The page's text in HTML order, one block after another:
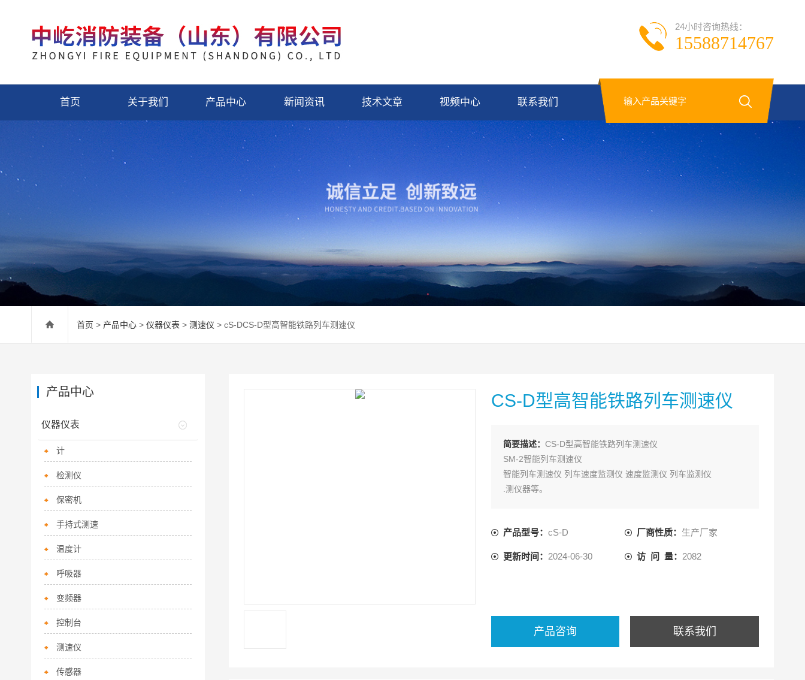
24小时咨询热线：
15588714767
首页 关于我们 产品中心 新闻资讯 技术文章 视频中心 联系我们
首页 > 产品中心 > 仪器仪表 > 测速仪 > cS-DCS-D型高智能铁路列车测速仪
CS-D型高智能铁路列车测速仪
简要描述： CS-D型高智能铁路列车测速仪
SM-2智能列车测速仪
智能列车测速仪 列车速度监测仪 速度监测仪 列车监测仪
.测仪器等。
行开发的新一代铁路列车测速仪；
二、该测速仪可广泛适用于铁路工务、大修、车站、桥隧、工程及
产品型号： cS-D 厂商性质： 生产厂家
更新时间： 2024-06-30 访 问 量： 2082
产品咨询 联系我们
产品中心
仪器仪表
计
检测仪
保密机
手持式测速
温度计
呼吸器
变频器
控制台
测速仪
传感器